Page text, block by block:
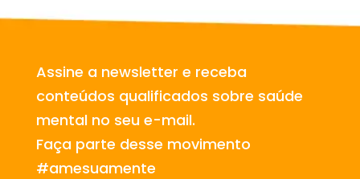
Assine a newsletter e receba
conteúdos qualificados sobre saúde
mental no seu e-mail.
Faça parte desse movimento
#amesuamente